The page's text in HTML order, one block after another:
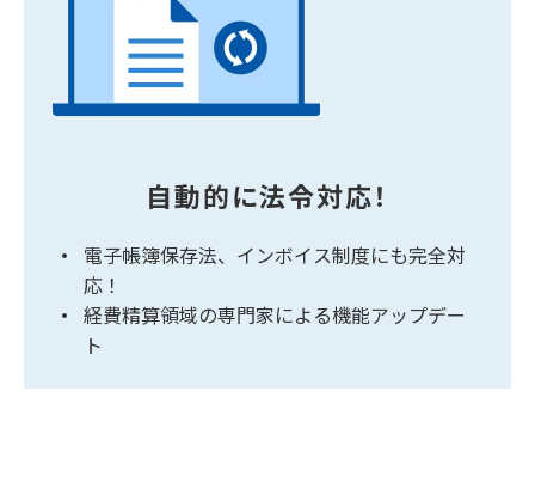
自動的に法令対応！
電子帳簿保存法、インボイス制度にも完全対
応！
経費精算領域の専門家による機能アップデー
ト